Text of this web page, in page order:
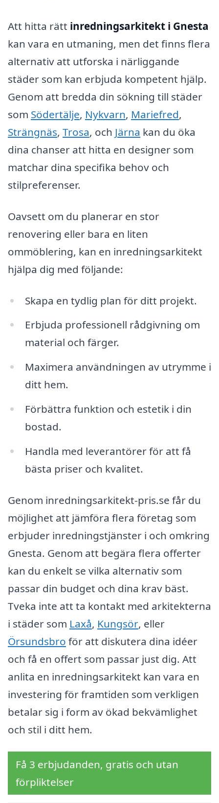
Att hitta rätt inredningsarkitekt i Gnesta
kan vara en utmaning, men det finns flera
alternativ att utforska i närliggande
städer som kan erbjuda kompetent hjälp.
Genom att bredda din sökning till städer
som Södertälje, Nykvarn, Mariefred,
Strängnäs, Trosa, och Järna kan du öka
dina chanser att hitta en designer som
matchar dina specifika behov och
stilpreferenser.
Oavsett om du planerar en stor
renovering eller bara en liten
ommöblering, kan en inredningsarkitekt
hjälpa dig med följande:
Skapa en tydlig plan för ditt projekt.
Erbjuda professionell rådgivning om
material och färger.
Maximera användningen av utrymme i
ditt hem.
Förbättra funktion och estetik i din
bostad.
Handla med leverantörer för att få
bästa priser och kvalitet.
Genom inredningsarkitekt-pris.se får du
möjlighet att jämföra flera företag som
erbjuder inredningstjänster i och omkring
Gnesta. Genom att begära flera offerter
kan du enkelt se vilka alternativ som
passar din budget och dina krav bäst.
Tveka inte att ta kontakt med arkitekterna
i städer som Laxå, Kungsör, eller
Örsundsbro för att diskutera dina idéer
och få en offert som passar just dig. Att
anlita en inredningsarkitekt kan vara en
investering för framtiden som verkligen
betalar sig i form av ökad bekvämlighet
och stil i ditt hem.
Få 3 erbjudanden, gratis och utan
förpliktelser